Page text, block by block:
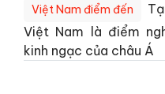
Việt Nam điểm đến
Việt Nam là điểm
kinh ngạc của châu Á